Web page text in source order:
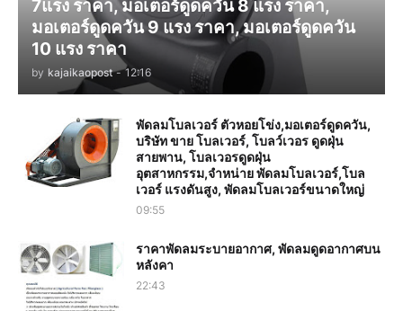
7แรง ราคา, มอเตอร์ดูดควัน 8 แรง ราคา,
มอเตอร์ดูดควัน 9 แรง ราคา, มอเตอร์ดูดควัน
10 แรง ราคา
by kajaikaopost - 12:16
พัดลมโบลเวอร์ ตัวหอยโข่ง,มอเตอร์ดูดควัน,
บริษัท ขาย โบลเวอร์, โบลว์เวอร ดูดฝุ่น
สายพาน, โบลเวอรดูดฝุ่น
อุตสาหกรรม,จำหน่าย พัดลมโบลเวอร์,โบล
เวอร์ แรงดันสูง, พัดลมโบลเวอร์ขนาดใหญ่
09:55
ราคาพัดลมระบายอากาศ, พัดลมดูดอากาศบน
หลังคา
22:43